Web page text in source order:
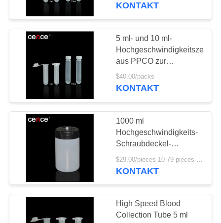
Tischplatte
Microcentrifuge
16
Rohöl-Zentrifuge
KONTAKT
5 ml- und 10 ml-
aus PPCO zur
Zentrifugeklassifizierung
$40.00/packs
KONTAKT
1000 ml
Hochgeschwindigkeits-
Schraubdeckel-
Zentrifuge-Röhren
KONTAKT
High Speed Blood
Collection Tube 5 ml